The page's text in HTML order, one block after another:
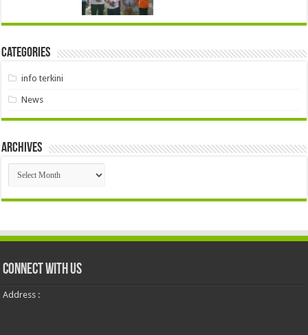
Categories
info terkini
News
Archives
Archives
Connect With Us
Address :